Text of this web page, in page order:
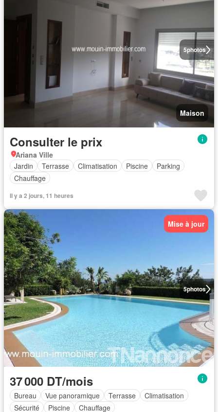
5photos
Maison
Consulter le prix
Ariana Ville
Jardin
Terrasse Climatisation Piscine
Parking
Chauffage
Il y a 2 jours, 11 heures
5photos
Mise à jour
37 000 DT/mois
Bureau Vue panoramique Terrasse
Climatisation
Sécurité
Piscine Chauffage